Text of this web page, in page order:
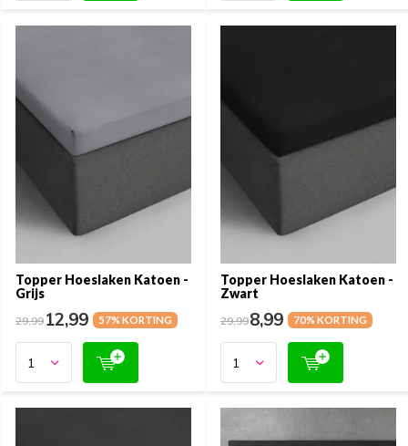
Topper Hoeslaken Katoen -
Grijs
29,9912,99 57% KORTING
Topper Hoeslaken Katoen -
Zwart
29,998,99 70% KORTING